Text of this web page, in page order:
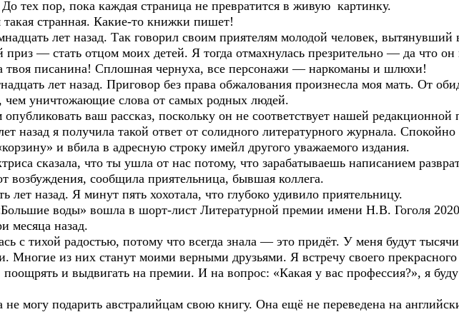
тех пор, пока каждая страница не превратится в живую картинку.
странная. Какие-то книжки пишет!
лет назад. Так говорил своим приятелям молодой человек, вытянувший
приз — стать отцом моих детей. Я тогда отмахнулась презрительно — да что он
писанина! Сплошная чернуха, все персонажи — наркоманы и шлюхи!
лет назад. Приговор без права обжалования произнесла моя мать. От
чем уничтожающие слова от самых родных людей.
ваш рассказ, поскольку он не соответствует нашей редакционной
назад я получила такой ответ от солидного литературного журнала.
и вбила в адресную строку имейл другого уважаемого издания.
сказала, что ты ушла от нас потому, что зарабатываешь написанием
возбуждения, сообщила приятельница, бывшая коллега.
лет назад. Я минут пять хохотала, что глубоко удивило приятельницу.
воды» вошла в шорт-лист Литературной премии имени Н.В. Гоголя
месяца назад.
с тихой радостью, потому что всегда знала — это придёт. У меня будут
Многие из них станут моими верными друзьями. Я встречу своего прекрасного
поощрять и выдвигать на премии. И на вопрос: «Какая у вас профессия?», я буду
могу подарить австралийцам свою книгу. Она ещё не переведена на